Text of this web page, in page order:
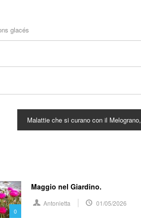
glacés
Malattie che si curano con il Melograno,
0
Maggio nel Giardino.
Antonietta 01/05/2026